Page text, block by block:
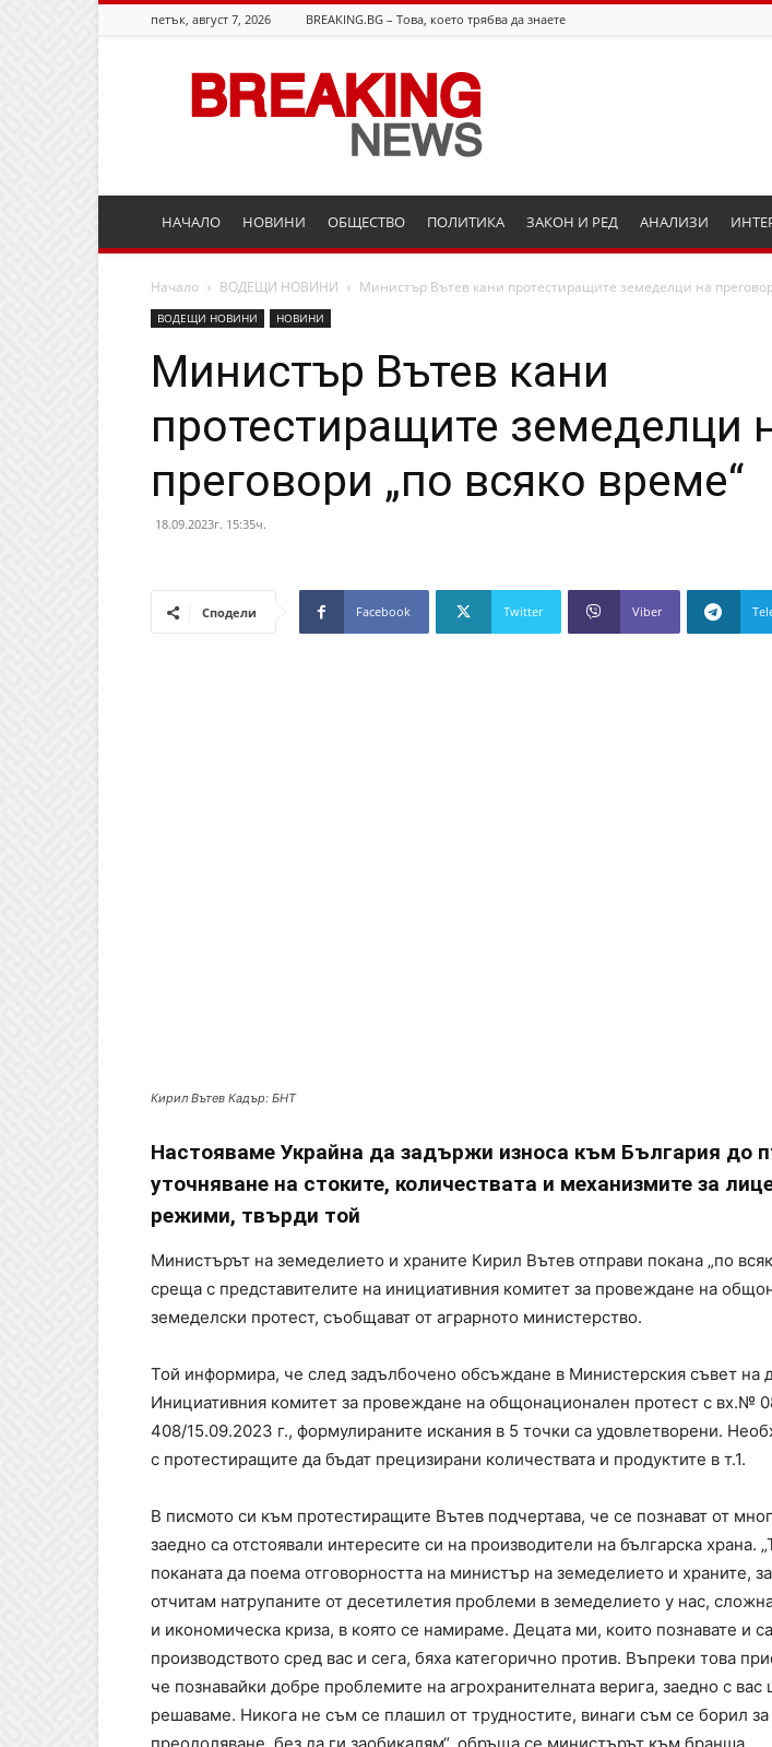
петък, август 7, 2026 BREAKING.BG – Това, което трябва да знаете
Breaking.bg
НАЧАЛО НОВИНИ ОБЩЕСТВО ПОЛИТИКА ЗАКОН И РЕД АНАЛИЗИ
Начало ВОДЕЩИ НОВИНИ Министър Вътев кани протестиращите земеделци на
ВОДЕЩИ НОВИНИ НОВИНИ
Министър Вътев кани
протестиращите земеделци
преговори „по всяко време“
18.09.2023г. 15:35ч.
Сподели Facebook Twitter Viber
Кирил Вътев Кадър: БНТ
Настояваме Украйна да задържи износа към България до
уточняване на стоките, количествата и механизмите за
режими, твърди той
Министърът на земеделието и храните Кирил Вътев отправи покана „по
среща с представителите на инициативния комитет за провеждане на
земеделски протест, съобщават от аграрното министерство.
Той информира, че след задълбочено обсъждане в Министерския съвет на
Инициативния комитет за провеждане на общонационален протест с вх.№
408/15.09.2023 г., формулираните искания в 5 точки са удовлетворени.
с протестиращите да бъдат прецизирани количествата и продуктите в т.1.
В писмото си към протестиращите Вътев подчертава, че се познават от
заедно са отстоявали интересите си на производители на българска храна.
поканата да поема отговорността на министър на земеделието и храните,
отчитам натрупаните от десетилетия проблеми в земеделието у нас,
и икономическа криза, в която се намираме. Децата ми, които познавате и
производството сред вас и сега, бяха категорично против. Въпреки това
че познавайки добре проблемите на агрохранителната верига, заедно с
решаваме. Никога не съм се плашил от трудностите, винаги съм се борил за